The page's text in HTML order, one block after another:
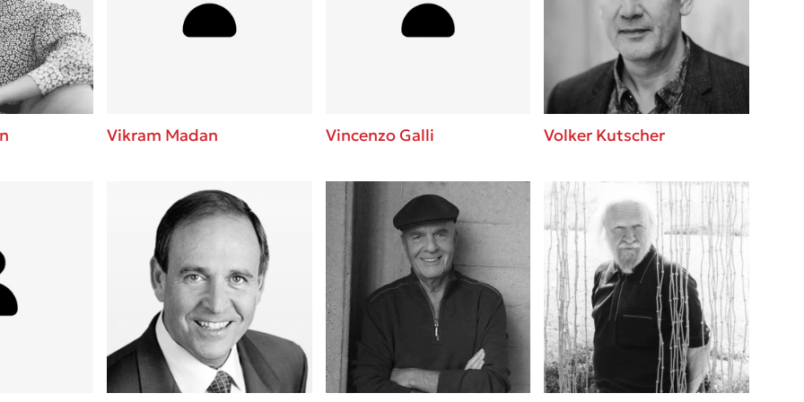
Εύκολη συνταγή για chicken BBQ pizza
παύση σε μετωπική σύγκρουση με τη
Πάνω, κάτω, μπροστά, πίσω; Κάνε το
τεστ και ανακάλυψε την τάση σου!
Vikram Madan Vincenzo Galli Volker Kutscher